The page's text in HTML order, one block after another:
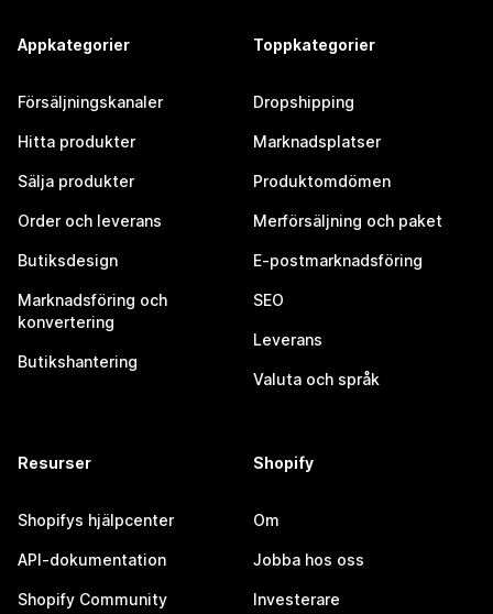
Appkategorier
Försäljningskanaler
Hitta produkter
Sälja produkter
Order och leverans
Butiksdesign
Marknadsföring och
konvertering
Butikshantering
Toppkategorier
Dropshipping
Marknadsplatser
Produktomdömen
Merförsäljning och paket
E-postmarknadsföring
SEO
Leverans
Valuta och språk
Resurser
Shopifys hjälpcenter
API-dokumentation
Shopify Community
Shopify
Om
Jobba hos oss
Investerare